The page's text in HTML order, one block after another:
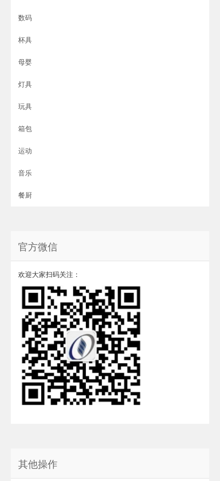
数码
杯具
母婴
灯具
玩具
箱包
运动
音乐
餐厨
官方微信
欢迎大家扫码关注：
其他操作